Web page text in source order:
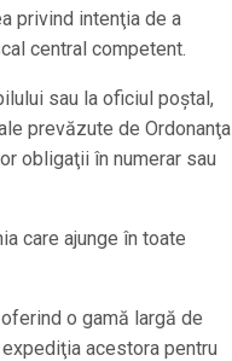
privind intenţia de a
central competent.
sau la oficiul poştal,
prevăzute de Ordonanţa
obligaţii în numerar sau
care ajunge în toate
o gamă largă de
acestora pentru